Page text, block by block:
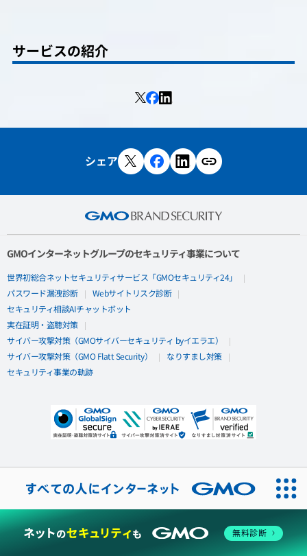
サービスの紹介
シェア
GMOインターネットグループのセキュリティ事業について
世界初総合ネットセキュリティサービス「GMOセキュリティ24」
パスワード漏洩診断 Webサイトリスク診断
セキュリティ相談AIチャットボット
実在証明・盗聴対策
サイバー攻撃対策（GMOサイバーセキュリティ byイエラエ）
サイバー攻撃対策（GMO Flatt Security） なりすまし対策
セキュリティ事業の軌跡
無料診断